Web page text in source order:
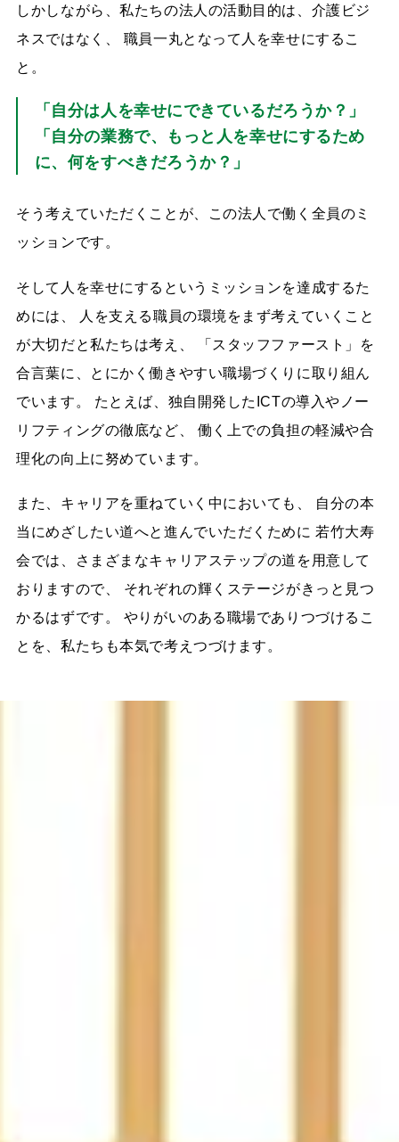
しかしながら、私たちの法人の活動目的は、介護ビジ
ネスではなく、 職員一丸となって人を幸せにするこ
と。
「自分は人を幸せにできているだろうか？」
「自分の業務で、もっと人を幸せにするため
に、何をすべきだろうか？」
そう考えていただくことが、この法人で働く全員のミ
ッションです。
そして人を幸せにするというミッションを達成するた
めには、 人を支える職員の環境をまず考えていくこと
が大切だと私たちは考え、 「スタッフファースト」を
合言葉に、とにかく働きやすい職場づくりに取り組ん
でいます。 たとえば、独自開発したICTの導入やノー
リフティングの徹底など、 働く上での負担の軽減や合
理化の向上に努めています。
また、キャリアを重ねていく中においても、 自分の本
当にめざしたい道へと進んでいただくために 若竹大寿
会では、さまざまなキャリアステップの道を用意して
おりますので、 それぞれの輝くステージがきっと見つ
かるはずです。 やりがいのある職場でありつづけるこ
とを、私たちも本気で考えつづけます。